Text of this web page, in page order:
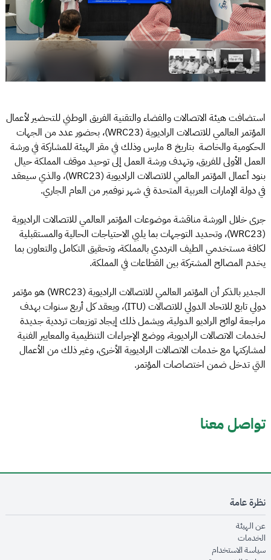
استضافت هيئة الاتصالات والفضاء والتقنية الفريق الوطني للتحضير لأعمال
المؤتمر العالمي للاتصالات الراديوية (WRC23)، بحضور عدد من الجهات
الحكومية والخاصة بتاريخ 8 مارس وذلك في مقر الهيئة للمشاركة في ورشة
العمل الأولى للفريق، وتهدف ورشة العمل إلى توحيد موقف المملكة حيال
بنود أعمال المؤتمر العالمي للاتصالات الراديوية (WRC23)، والذي سيعقد
في دولة الإمارات العربية المتحدة في شهر نوفمبر من العام الجاري.
جرى خلال الورشة مناقشة موضوعات المؤتمر العالمي للاتصالات الراديوية
(WRC23)، وتحديد التوجهات بما يلبي الاحتياجات الحالية والمستقبلية
لكافة مستخدمي الطيف الترددي بالمملكة، وتحقيق التكامل والتعاون بما
يخدم المصالح المشتركة بين القطاعات في المملكة.
الجدير بالذكر أن المؤتمر العالمي للاتصالات الراديوية (WRC23) هو مؤتمر
دولي تابع للاتحاد الدولي للاتصالات (ITU)، ويعقد كل أربع سنوات بهدف
مراجعة لوائح الراديو الدولية، ويشمل ذلك إيجاد توزيعات ترددية جديدة
لخدمات الاتصالات الراديوية، ووضع الإجراءات التنظيمية والمعايير الفنية
لمشاركتها مع خدمات الاتصالات الراديوية الأخرى، وغير ذلك من الأعمال
التي تدخل ضمن اختصاصات المؤتمر.
تواصل معنا
نظرة عامة
عن الهيئةopens in new window
الخدماتopens in new window
سياسة الاستخدام